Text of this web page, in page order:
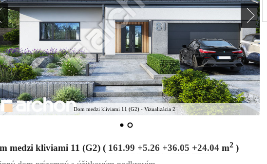
Dom medzi kliviami 11 (G2) - Vizualizácia 2
medzi kliviami 11 (G2) ( 161.99 +5.26 +36.05 +24.04m2)